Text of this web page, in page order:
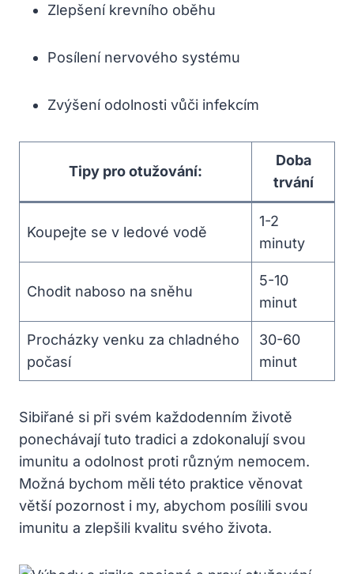
Zlepšení krevního oběhu
Posílení nervového systému
Zvýšení odolnosti vůči infekcím
Tipy pro otužování:
Doba
trvání
Koupejte se v ledové vodě
1-2
minuty
Chodit naboso na sněhu
5-10
minut
Procházky venku za chladného
počasí
30-60
minut
Sibiřané si při svém každodenním životě
ponechávají tuto tradici a zdokonalují svou
imunitu a odolnost proti různým nemocem.
Možná bychom měli této praktice věnovat
větší pozornost i my, abychom posílili svou
imunitu a zlepšili kvalitu svého života.